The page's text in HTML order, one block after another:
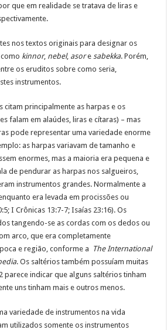
que em realidade se tratava de liras e
nos textos originais para designar os
kinnor, nebel, asore sabekka. Porém,
os eruditos sobre como seria,
instrumentos.
citam principalmente as harpas e os
falam em alaúdes, liras e cítaras) – mas
pode representar uma variedade enorme
as harpas variavam de tamanho e
enormes, mas a maioria era pequena e
de pendurar as harpas nos salgueiros,
instrumentos grandes. Normalmente a
era levada em procissões ou
I Crônicas 13:7-7; Isaías 23:16). Os
tangendo-se as cordas com os dedos ou
arco, que era completamente
e região, conforme a The International
. Os saltérios também possuíam muitas
parece indicar que alguns saltérios tinham
uns tinham mais e outros menos.
variedade de instrumentos na vida
utilizados somente os instrumentos